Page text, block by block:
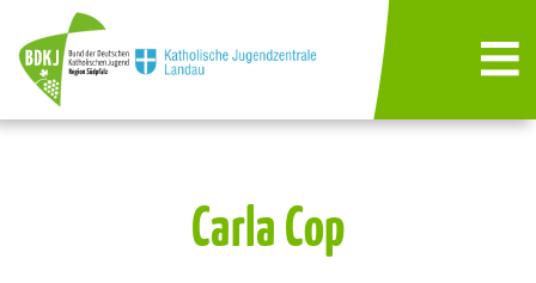
Carla Cop